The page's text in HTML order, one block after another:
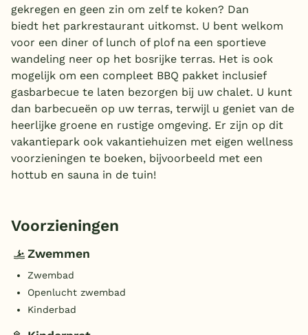
gekregen en geen zin om zelf te koken? Dan
biedt het parkrestaurant uitkomst. U bent welkom
voor een diner of lunch of plof na een sportieve
wandeling neer op het bosrijke terras. Het is ook
mogelijk om een compleet BBQ pakket inclusief
gasbarbecue te laten bezorgen bij uw chalet. U kunt
dan barbecueën op uw terras, terwijl u geniet van de
heerlijke groene en rustige omgeving. Er zijn op dit
vakantiepark ook vakantiehuizen met eigen wellness
voorzieningen te boeken, bijvoorbeeld met een
hottub en sauna in de tuin!
Voorzieningen
Zwemmen
Zwembad
Openlucht zwembad
Kinderbad